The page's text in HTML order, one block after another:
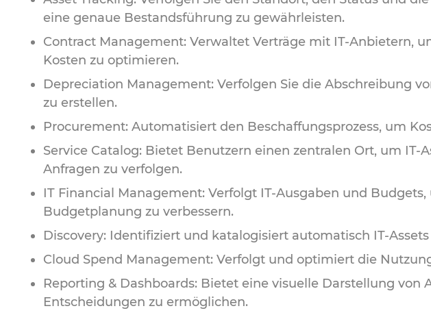
eine genaue Bestandsführung zu gewährleisten.
Contract Management: Verwaltet Verträge mit IT-Anbietern,
Kosten zu optimieren.
Depreciation Management: Verfolgen Sie die Abschreibung
zu erstellen.
Procurement: Automatisiert den Beschaffungsprozess, um
Service Catalog: Bietet Benutzern einen zentralen Ort, um IT-
Anfragen zu verfolgen.
IT Financial Management: Verfolgt IT-Ausgaben und
Budgetplanung zu verbessern.
Discovery: Identifiziert und katalogisiert automatisch IT-
Cloud Spend Management: Verfolgt und optimiert die
Reporting & Dashboards: Bietet eine visuelle Darstellung von
Entscheidungen zu ermöglichen.